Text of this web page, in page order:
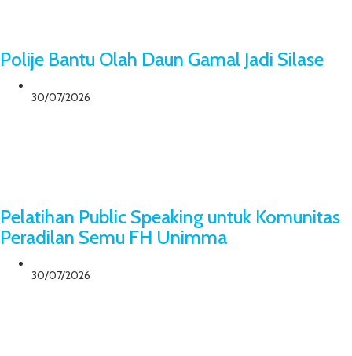
Polije Bantu Olah Daun Gamal Jadi Silase
30/07/2026
Pelatihan Public Speaking untuk Komunitas
Peradilan Semu FH Unimma
30/07/2026